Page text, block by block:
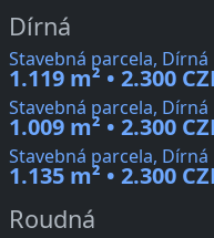
Dírná
Stavebná parcela, Dírná
1.119 m² • 2.300
Stavebná parcela, Dírná
1.009 m² • 2.300
Stavebná parcela, Dírná
1.135 m² • 2.300
Roudná